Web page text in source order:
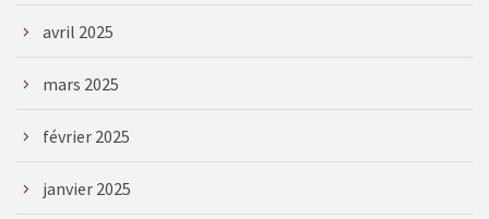
avril 2025
mars 2025
février 2025
janvier 2025